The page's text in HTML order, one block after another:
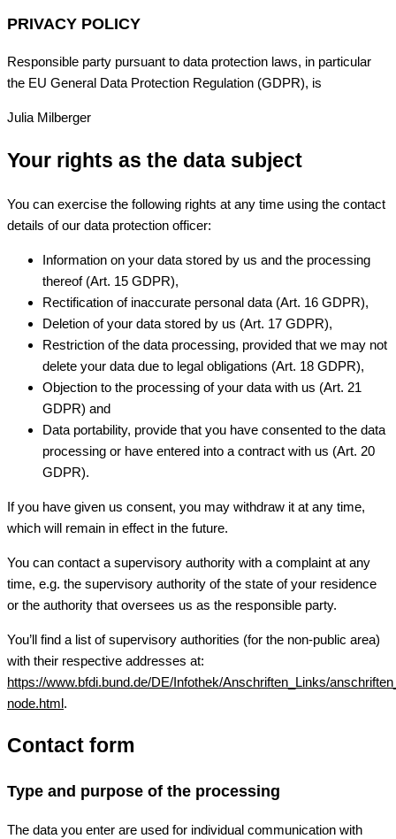
PRIVACY POLICY
Responsible party pursuant to data protection laws, in particular
the EU General Data Protection Regulation (GDPR), is
Julia Milberger
Your rights as the data subject
You can exercise the following rights at any time using the contact
details of our data protection officer:
Information on your data stored by us and the processing
thereof (Art. 15 GDPR),
Rectification of inaccurate personal data (Art. 16 GDPR),
Deletion of your data stored by us (Art. 17 GDPR),
Restriction of the data processing, provided that we may not
delete your data due to legal obligations (Art. 18 GDPR),
Objection to the processing of your data with us (Art. 21
GDPR) and
Data portability, provide that you have consented to the data
processing or have entered into a contract with us (Art. 20
GDPR).
If you have given us consent, you may withdraw it at any time,
which will remain in effect in the future.
You can contact a supervisory authority with a complaint at any
time, e.g. the supervisory authority of the state of your residence
or the authority that oversees us as the responsible party.
You’ll find a list of supervisory authorities (for the non-public area)
with their respective addresses at:
https://www.bfdi.bund.de/DE/Infothek/Anschriften_Links/
node.html.
Contact form
Type and purpose of the processing
The data you enter are used for individual communication with